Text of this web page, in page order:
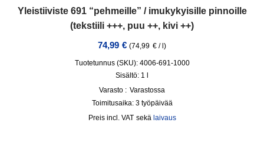
Yleistiiviste 691 “pehmeille” / imukykyisille pinnoille
(tekstiili +++, puu ++, kivi ++)
74,99 € (74,99 € / )
Tuotetunnus (SKU): 4006-691-1000
Sisältö: 1 l
Varasto : Varastossa
Toimitusaika: 3 työpäivää
incl. VAT sekä laivaus